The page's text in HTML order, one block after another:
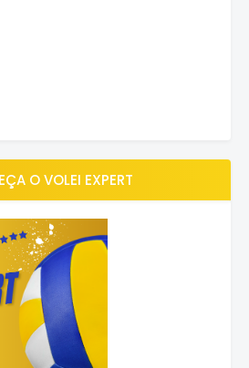
O VOLEI EXPERT